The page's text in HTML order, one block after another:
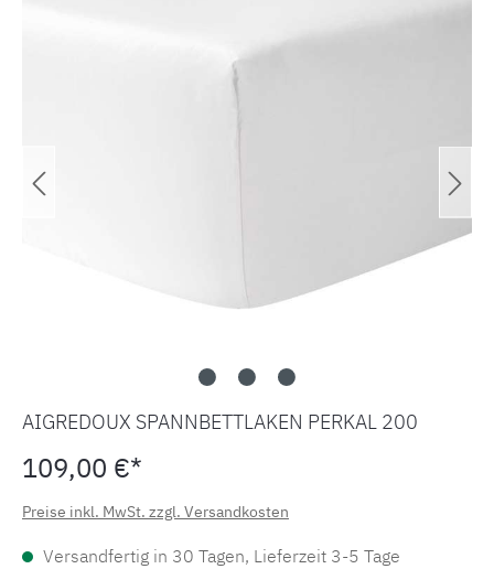
AIGREDOUX SPANNBETTLAKEN PERKAL 200
109,00 €*
Preise inkl. MwSt. zzgl. Versandkosten
Versandfertig in 30 Tagen, Lieferzeit 3-5 Tage